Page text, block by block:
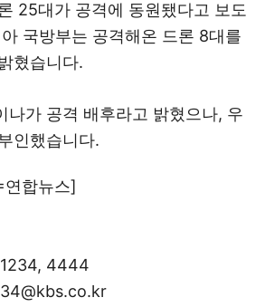
25대가 공격에 동원됐다고 보도
국방부는 공격해온 드론 8대를
혔습니다.
나가 공격 배후라고 밝혔으나, 우
인했습니다.
연합뉴스]
4444